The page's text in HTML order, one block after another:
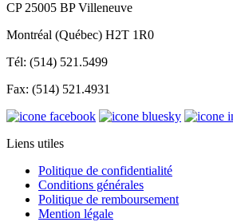
CP 25005 BP Villeneuve
Montréal (Québec) H2T 1R0
Tél: (514) 521.5499
Fax: (514) 521.4931
Liens utiles
Politique de confidentialité
Conditions générales
Politique de remboursement
Mention légale